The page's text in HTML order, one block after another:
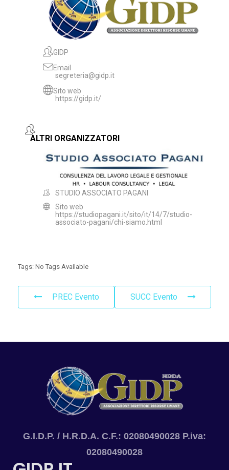
GIDP
Email
segreteria@gidp.it
Sito web
https://gidp.it/
ALTRI ORGANIZZATORI
STUDIO ASSOCIATO PAGANI
Sito web
https://studiopagani.it/sito/it/14/7/studio-
associato-pagani/chi-siamo.html
Tags: No Tags Available
PREC Evento SUCC Evento
G.I.D.P. / H.R.D.A. C.F.: 02080490028 P.iva:
02080490028